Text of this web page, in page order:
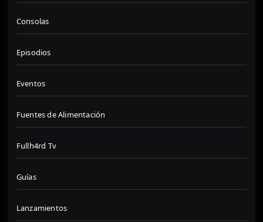
Consolas
Episodios
Eventos
Fuentes de Alimentación
Fullh4rd Tv
Guías
Lanzamientos